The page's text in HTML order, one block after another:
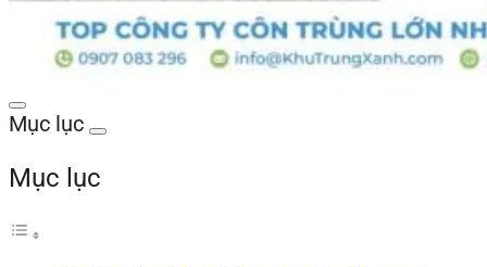
Mục lục
Mục lục